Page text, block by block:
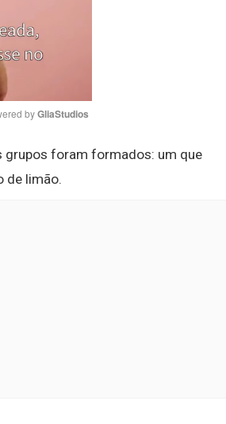
Mute
by GliaStudios
grupos foram formados: um que
de limão.